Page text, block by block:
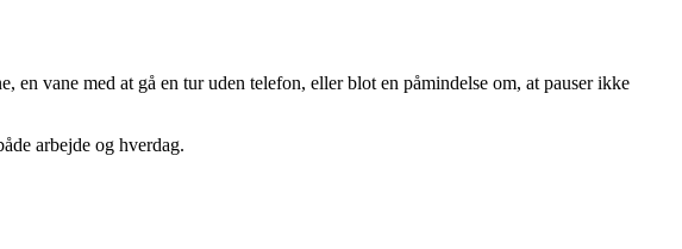
vane med at gå en tur uden telefon, eller blot en påmindelse om, at pauser ikke
arbejde og hverdag.